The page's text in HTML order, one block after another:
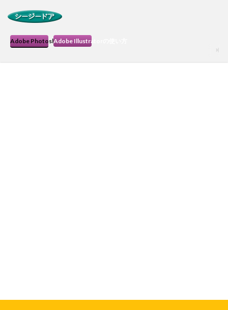
Adobe Photoshopの使い方Adobe Illustratorの使い方